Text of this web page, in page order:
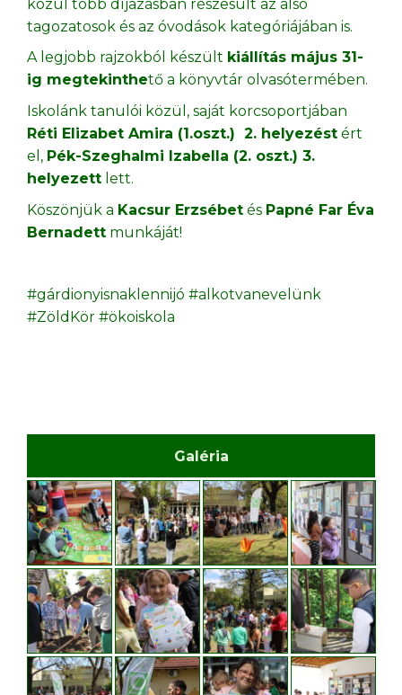
közül több díjazásban részesült az alsó
tagozatosok és az óvodások kategóriájában is.
A legjobb rajzokból készült kiállítás május 31-
ig megtekinthető a könyvtár olvasótermében.
Iskolánk tanulói közül, saját korcsoportjában
Réti Elizabet Amira (1.oszt.) 2. helyezést ért
el, Pék-Szeghalmi Izabella (2. oszt.) 3.
helyezett lett.
Köszönjük a Kacsur Erzsébet és Papné Far Éva
Bernadett munkáját!
#gárdionyisnaklennijó #alkotvanevelünk
#ZöldKör #ökoiskola
Galéria